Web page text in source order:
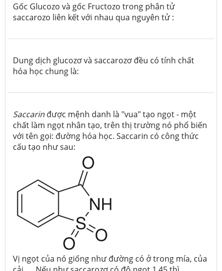
Gốc Glucozo và gốc Fructozo trong phân tử
saccarozo liên kết với nhau qua nguyên tử :
Dung dịch glucozơ và saccarozơ đều có tính chất
hóa học chung là:
Saccarin được mệnh danh là "vua" tạo ngọt - một
chất làm ngọt nhân tạo, trên thị trường nó phổ biến
với tên gọi: đường hóa học. Saccarin có công thức
cấu tạo như sau:
Vị ngọt của nó giống như đường có ở trong mía, của